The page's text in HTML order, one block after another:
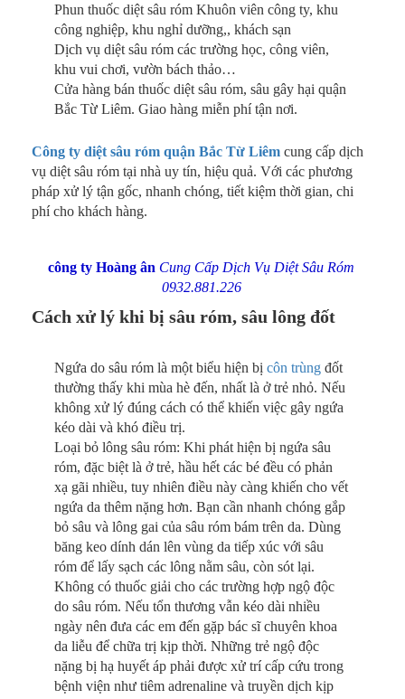
Phun thuốc diệt sâu róm Khuôn viên công ty, khu
công nghiệp, khu nghỉ dưỡng,, khách sạn
Dịch vụ diệt sâu róm các trường học, công viên,
khu vui chơi, vườn bách thảo…
Cửa hàng bán thuốc diệt sâu róm, sâu gây hại quận
Bắc Từ Liêm. Giao hàng miễn phí tận nơi.
Công ty diệt sâu róm quận Bắc Từ Liêm cung cấp dịch
vụ diệt sâu róm tại nhà uy tín, hiệu quả. Với các phương
pháp xử lý tận gốc, nhanh chóng, tiết kiệm thời gian, chi
phí cho khách hàng.
công ty Hoàng ân Cung Cấp Dịch Vụ Diệt Sâu Róm
0932.881.226
Cách xử lý khi bị sâu róm, sâu lông đốt
Ngứa do sâu róm là một biểu hiện bị côn trùng đốt
thường thấy khi mùa hè đến, nhất là ở trẻ nhỏ. Nếu
không xử lý đúng cách có thể khiến việc gây ngứa
kéo dài và khó điều trị.
Loại bỏ lông sâu róm: Khi phát hiện bị ngứa sâu
róm, đặc biệt là ở trẻ, hầu hết các bé đều có phản
xạ gãi nhiều, tuy nhiên điều này càng khiến cho vết
ngứa da thêm nặng hơn. Bạn cần nhanh chóng gắp
bỏ sâu và lông gai của sâu róm bám trên da. Dùng
băng keo dính dán lên vùng da tiếp xúc với sâu
róm để lấy sạch các lông nằm sâu, còn sót lại.
Không có thuốc giải cho các trường hợp ngộ độc
do sâu róm. Nếu tổn thương vẫn kéo dài nhiều
ngày nên đưa các em đến gặp bác sĩ chuyên khoa
da liễu để chữa trị kịp thời. Những trẻ ngộ độc
nặng bị hạ huyết áp phải được xử trí cấp cứu trong
bệnh viện như tiêm adrenaline và truyền dịch kịp